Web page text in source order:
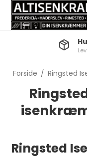
Forside / Ringsted
Ringsted